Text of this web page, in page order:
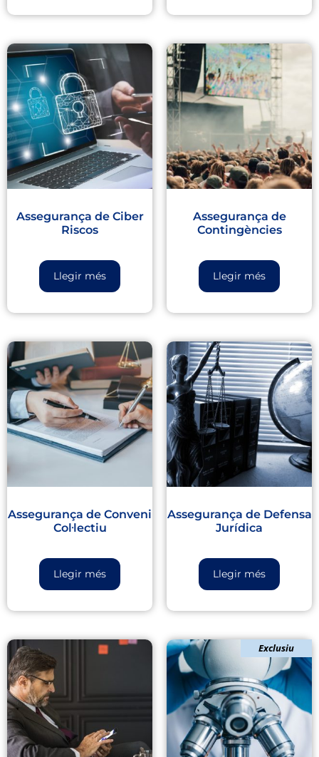
Assegurança de Ciber
Riscos
Llegir més
Assegurança de
Contingències
Llegir més
Assegurança de Conveni
Col·lectiu
Llegir més
Assegurança de Defensa
Jurídica
Llegir més
Exclusiu